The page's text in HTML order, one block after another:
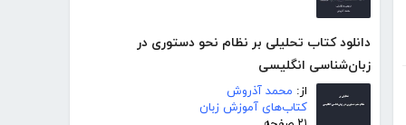
دانلود کتاب تحلیلی بر نظام نحو دستوری در
زبان‌شناسی انگلیسی
از: محمد آذروش
کتاب‌های آموزش زبان